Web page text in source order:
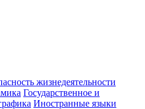
жизнедеятельности
Государственное и
Иностранные языки